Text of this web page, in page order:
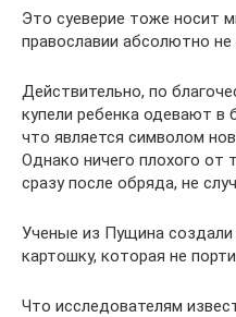
Это суеверие тоже носит
православии абсолютно
Действительно, по
купели ребенка одевают в
что является символом
Однако ничего плохого от
сразу после обряда, не
Ученые из Пущина
картошку, которая не
Что исследователям